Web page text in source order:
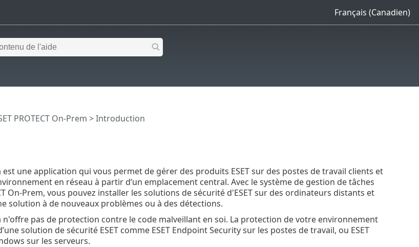
Français (Canadien)
PROTECT On-Prem >Introduction
est une application qui vous permet de gérer des produits ESET sur des postes de travail clients et
en réseau à partir d’un emplacement central. Avec le système de gestion de tâches
On-Prem, vous pouvez installer les solutions de sécurité d'ESET sur des ordinateurs distants et
solution à de nouveaux problèmes ou à des détections.
n'offre pas de protection contre le code malveillant en soi. La protection de votre environnement
solution de sécurité ESET comme ESET Endpoint Security sur les postes de travail, ou ESET
sur les serveurs.